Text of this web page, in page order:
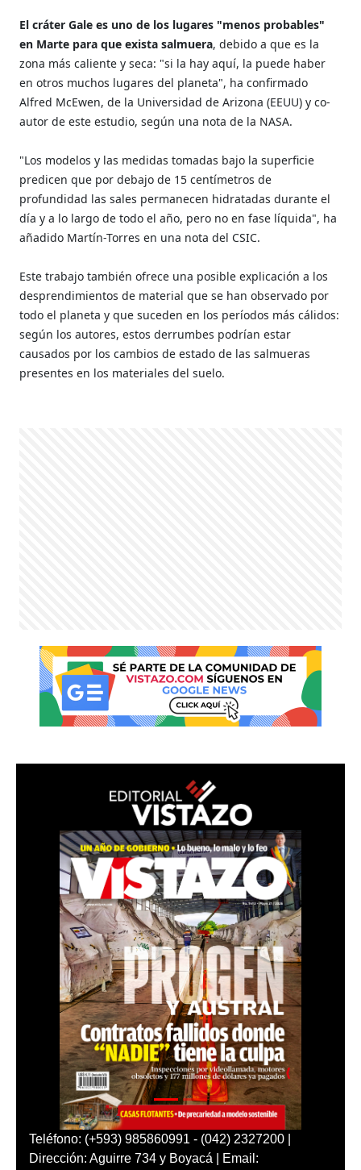
El cráter Gale es uno de los lugares "menos probables"
en Marte para que exista salmuera, debido a que es la
zona más caliente y seca: "si la hay aquí, la puede haber
en otros muchos lugares del planeta", ha confirmado
Alfred McEwen, de la Universidad de Arizona (EEUU) y co-
autor de este estudio, según una nota de la NASA.
"Los modelos y las medidas tomadas bajo la superficie
predicen que por debajo de 15 centímetros de
profundidad las sales permanecen hidratadas durante el
día y a lo largo de todo el año, pero no en fase líquida", ha
añadido Martín-Torres en una nota del CSIC.
Este trabajo también ofrece una posible explicación a los
desprendimientos de material que se han observado por
todo el planeta y que suceden en los períodos más cálidos:
según los autores, estos derrumbes podrían estar
causados por los cambios de estado de las salmueras
presentes en los materiales del suelo.
Teléfono: (+593) 985860991 - (042) 2327200 |
Dirección: Aguirre 734 y Boyacá | Email: